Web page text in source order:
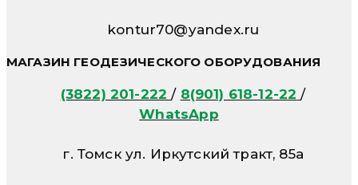
kontur70@yandex.ru
МАГАЗИН ГЕОДЕЗИЧЕСКОГО ОБОРУДОВАНИЯ
(3822) 201-222/ 8(901) 618-12-22 /
WhatsApp
г. Томск ул. Иркутский тракт, 85а